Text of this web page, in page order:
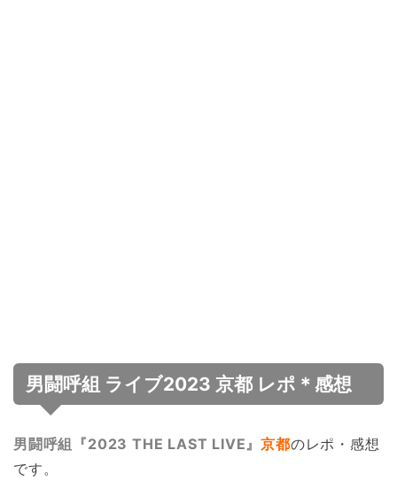
男闘呼組 ライブ2023 京都 レポ＊感想
男闘呼組『2023 THE LAST LIVE』京都のレポ・感想
です。